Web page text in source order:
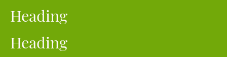
Heading
Heading